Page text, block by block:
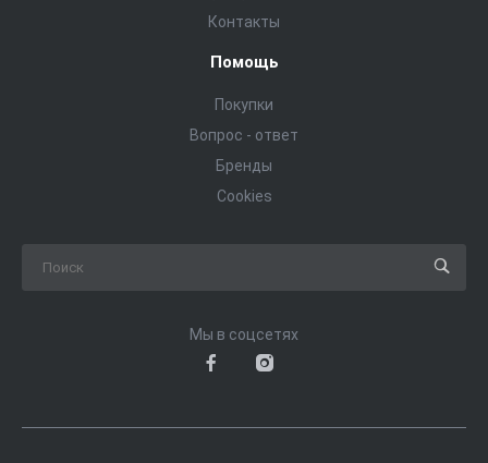
Контакты
Помощь
Покупки
Вопрос - ответ
Бренды
Cookies
Мы в соцсетях